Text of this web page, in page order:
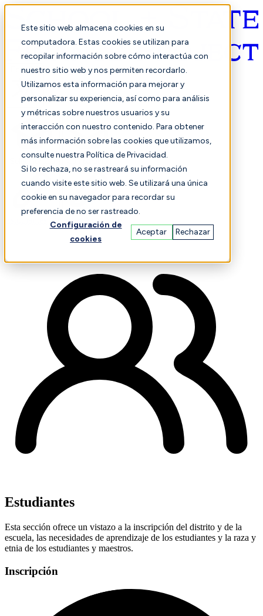
Este sitio web almacena cookies en su
computadora. Estas cookies se utilizan para
recopilar información sobre cómo interactúa con
nuestro sitio web y nos permiten recordarlo.
Utilizamos esta información para mejorar y
personalizar su experiencia, así como para análisis
y métricas sobre nuestros usuarios y su
interacción con nuestro contenido. Para obtener
más información sobre las cookies que utilizamos,
consulte nuestra Política de Privacidad.
Si lo rechaza, no se rastreará su información
cuando visite este sitio web. Se utilizará una única
cookie en su navegador para recordar su
preferencia de no ser rastreado.
Configuración de
cookies
Aceptar Rechazar
Español
Finanzas Actuación
Estudiantes
Esta sección ofrece un vistazo a la inscripción del distrito y de la
escuela, las necesidades de aprendizaje de los estudiantes y la raza y
etnia de los estudiantes y maestros.
Inscripción